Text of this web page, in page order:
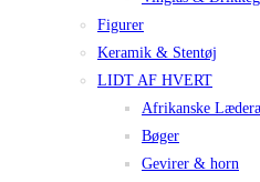
Figurer
Keramik & Stentøj
LIDT AF HVERT
Afrikanske
Bøger
Gevirer & horn